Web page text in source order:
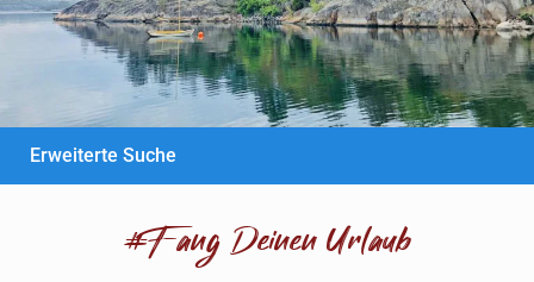
Erweiterte Suche
#Fang Deinen Urlaub